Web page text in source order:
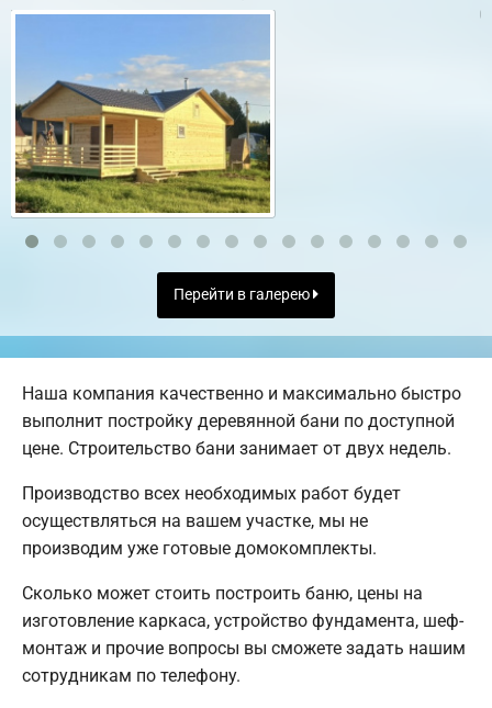
Перейти в галерею
Наша компания качественно и максимально быстро
выполнит постройку деревянной бани по доступной
цене. Строительство бани занимает от двух недель.
Производство всех необходимых работ будет
осуществляться на вашем участке, мы не
производим уже готовые домокомплекты.
Сколько может стоить построить баню, цены на
изготовление каркаса, устройство фундамента, шеф-
монтаж и прочие вопросы вы сможете задать нашим
сотрудникам по телефону.